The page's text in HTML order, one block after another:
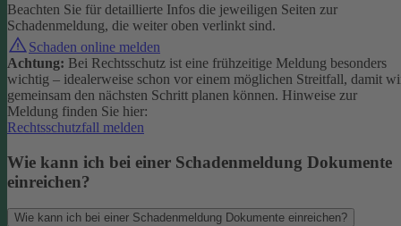
Beachten Sie für detaillierte Infos die jeweiligen Seiten zur
Schadenmeldung, die weiter oben verlinkt sind.
Schaden online melden
Achtung: Bei Rechtsschutz ist eine frühzeitige Meldung besonders
wichtig – idealerweise schon vor einem möglichen Streitfall, damit
gemeinsam den nächsten Schritt planen können. Hinweise zur
Meldung finden Sie hier:
Rechtsschutzfall melden
Wie kann ich bei einer Schadenmeldung Dokumente
einreichen?
Wie kann ich bei einer Schadenmeldung Dokumente einreichen?